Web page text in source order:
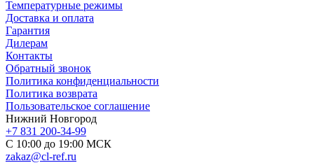
Температурные режимы
Доставка и оплата
Гарантия
Дилерам
Контакты
Обратный звонок
Политика конфиденциальности
Политика возврата
Пользовательское соглашение
Нижний Новгород
+7 831 200-34-99
С 10:00 до 19:00 МСК
zakaz@cl-ref.ru